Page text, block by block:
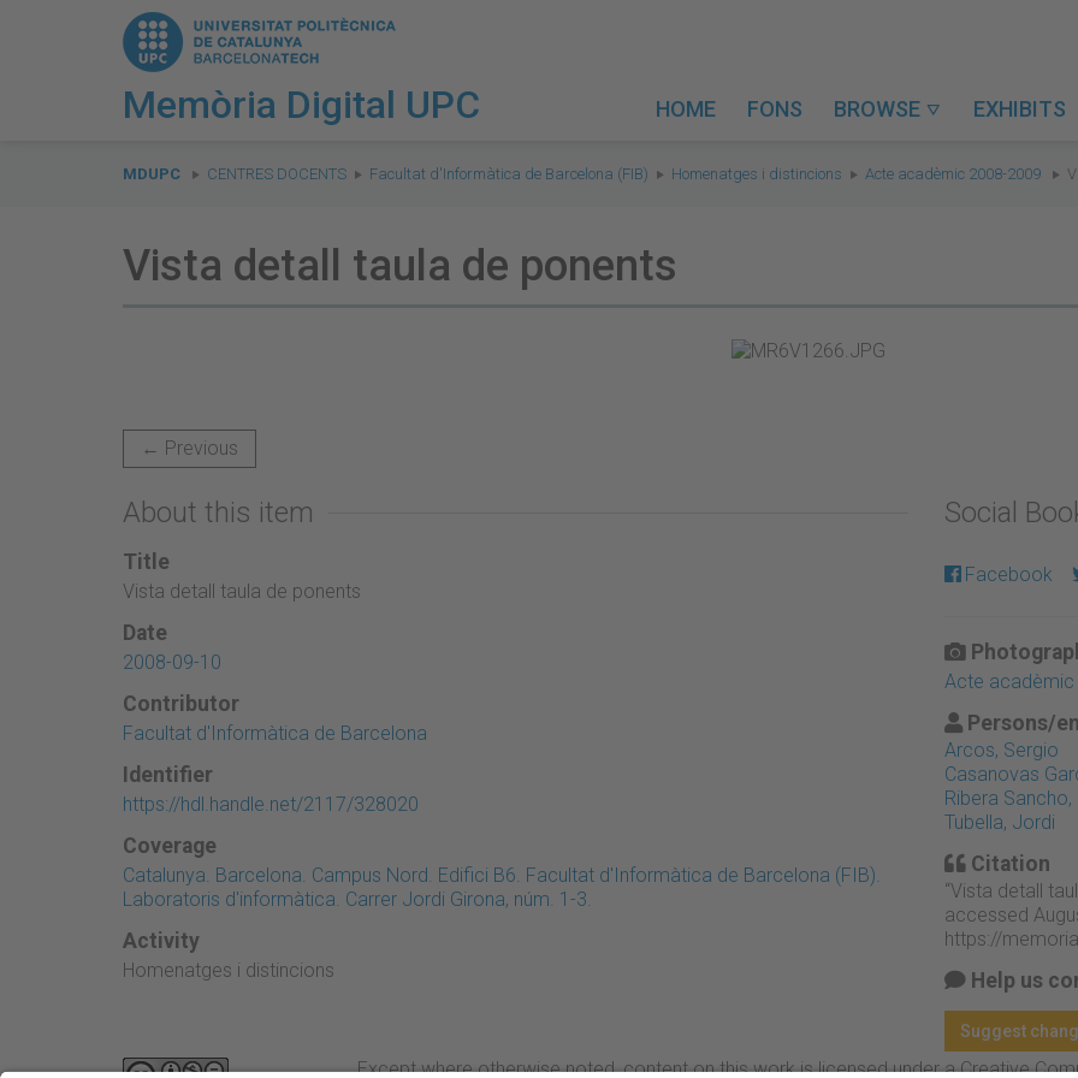
Memòria Digital UPC HOME FONS BROWSE  EXHIBITS
are
MDUPC CENTRES DOCENTS Facultat d'Informàtica de Barcelona (FIB) Homenatges i distincions Acte acadèmic 2008-2009
Vista detall taula de ponents
← Previous
About this item
Title
Vista detall taula de ponents
Date
2008-09-10
Contributor
Facultat d'Informàtica de Barcelona
Identifier
https://hdl.handle.net/2117/328020
Coverage
Catalunya. Barcelona. Campus Nord. Edifici B6. Facultat d'Informàtica de Barcelona (FIB).
Laboratoris d'informàtica. Carrer Jordi Girona, núm. 1-3.
Activity
Homenatges i distincions
Social
Facebook
Acte
Persons/
Arcos, Sergio
Casanovas
Ribera Sancho,
Tubella, Jordi
Citation
“Vista detall
accessed
https://
Help us
Suggest
Except where otherwise noted, content on this work is licensed under a Creative